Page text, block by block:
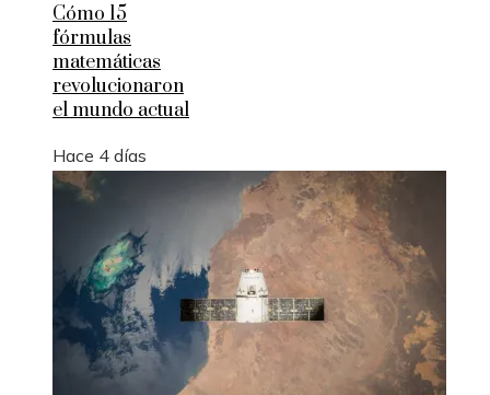
Cómo 15
fórmulas
matemáticas
revolucionaron
el mundo actual
Hace 4 días